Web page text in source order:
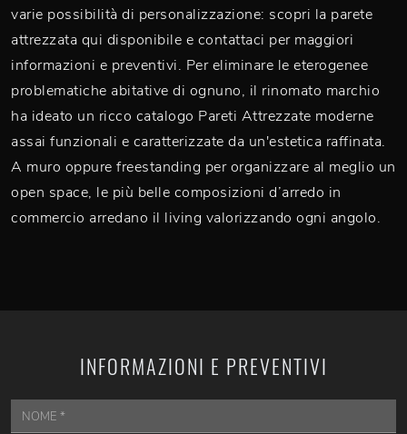
varie possibilità di personalizzazione: scopri la parete
attrezzata qui disponibile e contattaci per maggiori
informazioni e preventivi. Per eliminare le eterogenee
problematiche abitative di ognuno, il rinomato marchio
ha ideato un ricco catalogo Pareti Attrezzate moderne
assai funzionali e caratterizzate da un'estetica raffinata.
A muro oppure freestanding per organizzare al meglio un
open space, le più belle composizioni d’arredo in
commercio arredano il living valorizzando ogni angolo.
INFORMAZIONI E PREVENTIVI